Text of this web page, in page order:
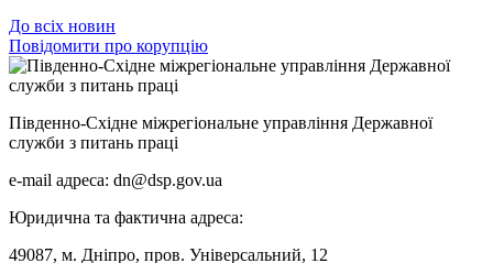
До всіх новин
Повідомити про корупцію
Південно-Східне міжрегіональне управління Державної
служби з питань праці
e-mail адреса: dn@dsp.gov.ua
Юридична та фактична адреса:
49087, м. Дніпро, пров. Універсальний, 12